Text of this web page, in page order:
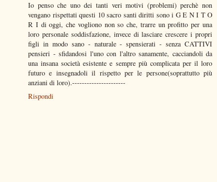
Io penso che uno dei tanti veri motivi (problemi) perchè non
vengano rispettati questi 10 sacro santi diritti sono i G E N I T O
R I di oggi, che vogliono non so che, trarre un profitto per una
loro personale soddisfazione, invece di lasciare crescere i propri
figli in modo sano - naturale - spensierati - senza CATTIVI
pensieri - sfidandosi l'uno con l'altro sanamente, cacciandoli da
una insana società esistente e sempre più complicata per il loro
futuro e insegnadoli il rispetto per le persone(soprattutto più
anziani di loro).----------------------
Rispondi